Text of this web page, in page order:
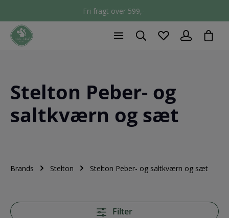
Fri fragt over 599,-
Stelton Peber- og
saltkværn og sæt
Brands Stelton Stelton Peber- og saltkværn og sæt
Filter